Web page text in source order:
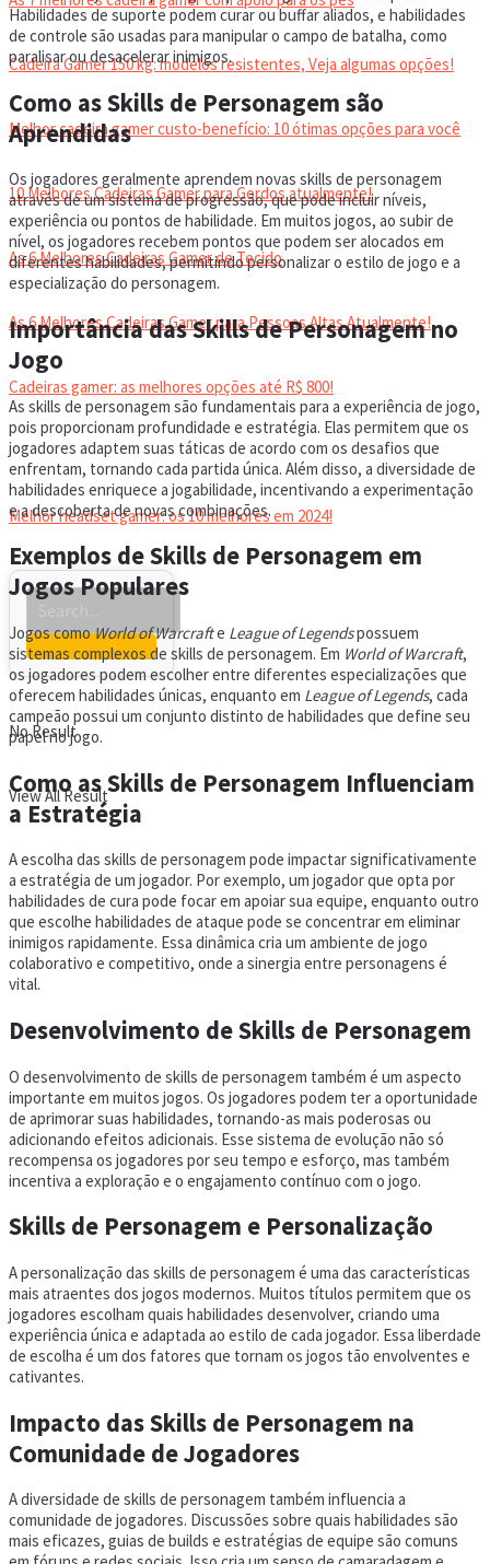
Cadeira Gamer 150 kg: modelos resistentes, Veja algumas opções!
Melhor cadeira gamer custo-benefício: 10 ótimas opções para você
10 Melhores Cadeiras Gamer para Gordos atualmente!
As 6 Melhores Cadeiras Gamer de Tecido
As 6 Melhores Cadeiras Gamer para Pessoas Altas Atualmente!
Cadeiras gamer: as melhores opções até R$ 800!
HEADSET
Melhor headset gamer: os 10 melhores em 2024!
No Result
View All Result
Habilidades de suporte podem curar ou buffar aliados, e habilidades
de controle são usadas para manipular o campo de batalha, como
paralisar ou desacelerar inimigos.
Como as Skills de Personagem são
Aprendidas
Os jogadores geralmente aprendem novas skills de personagem
através de um sistema de progressão, que pode incluir níveis,
experiência ou pontos de habilidade. Em muitos jogos, ao subir de
nível, os jogadores recebem pontos que podem ser alocados em
diferentes habilidades, permitindo personalizar o estilo de jogo e a
especialização do personagem.
Importância das Skills de Personagem no
Jogo
As skills de personagem são fundamentais para a experiência de jogo,
pois proporcionam profundidade e estratégia. Elas permitem que os
jogadores adaptem suas táticas de acordo com os desafios que
enfrentam, tornando cada partida única. Além disso, a diversidade de
habilidades enriquece a jogabilidade, incentivando a experimentação
e a descoberta de novas combinações.
Exemplos de Skills de Personagem em
Jogos Populares
Jogos comoWorld of Warcrafte League of Legendspossuem
sistemas complexos de skills de personagem. Em World of Warcraft,
os jogadores podem escolher entre diferentes especializações que
oferecem habilidades únicas, enquanto em League of Legends, cada
campeão possui um conjunto distinto de habilidades que define seu
papel no jogo.
Como as Skills de Personagem Influenciam
a Estratégia
A escolha das skills de personagem pode impactar significativamente
a estratégia de um jogador. Por exemplo, um jogador que opta por
habilidades de cura pode focar em apoiar sua equipe, enquanto outro
que escolhe habilidades de ataque pode se concentrar em eliminar
inimigos rapidamente. Essa dinâmica cria um ambiente de jogo
colaborativo e competitivo, onde a sinergia entre personagens é
vital.
Desenvolvimento de Skills de Personagem
O desenvolvimento de skills de personagem também é um aspecto
importante em muitos jogos. Os jogadores podem ter a oportunidade
de aprimorar suas habilidades, tornando-as mais poderosas ou
adicionando efeitos adicionais. Esse sistema de evolução não só
recompensa os jogadores por seu tempo e esforço, mas também
incentiva a exploração e o engajamento contínuo com o jogo.
Skills de Personagem e Personalização
A personalização das skills de personagem é uma das características
mais atraentes dos jogos modernos. Muitos títulos permitem que os
jogadores escolham quais habilidades desenvolver, criando uma
experiência única e adaptada ao estilo de cada jogador. Essa liberdade
de escolha é um dos fatores que tornam os jogos tão envolventes e
cativantes.
Impacto das Skills de Personagem na
Comunidade de Jogadores
A diversidade de skills de personagem também influencia a
comunidade de jogadores. Discussões sobre quais habilidades são
mais eficazes, guias de builds e estratégias de equipe são comuns